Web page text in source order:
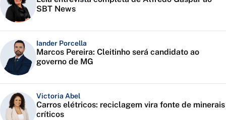
SBT News
Iander Porcella
Marcos Pereira: Cleitinho será candidato ao
governo de MG
Victoria Abel
Carros elétricos: reciclagem vira fonte de minerais
críticos